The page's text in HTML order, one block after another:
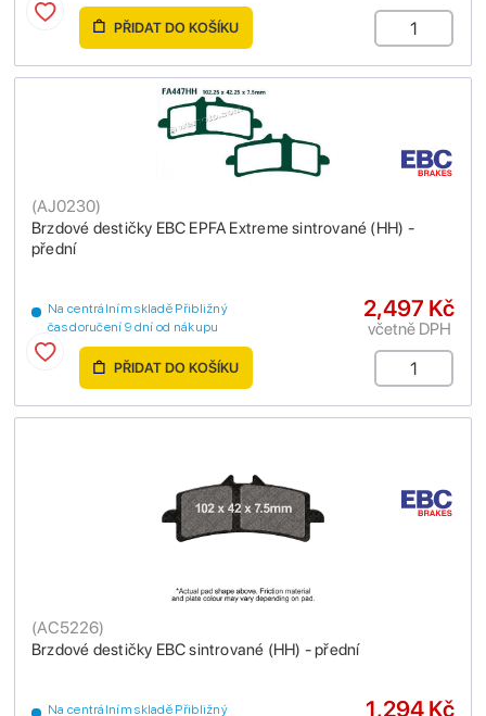
PŘIDAT DO KOŠÍKU
Brzdové destičky EBC EPFA Extreme sintrované (HH) -
přední
(AJ0230)
Na centrálním skladě Přibližný
čas doručení 9 dní od nákupu
2,497 Kč
včetně DPH
PŘIDAT DO KOŠÍKU
Brzdové destičky EBC sintrované (HH) - přední
(AC5226)
Na centrálním skladě Přibližný 1,294 Kč